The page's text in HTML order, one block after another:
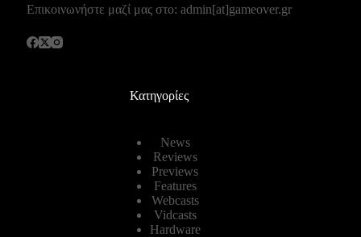
Επικοινωνήστε μαζί μας στο: admin[at]gameover.gr
Κατηγορίες
News
Reviews
Previews
Features
Webcasts
Vidcasts
Hardware